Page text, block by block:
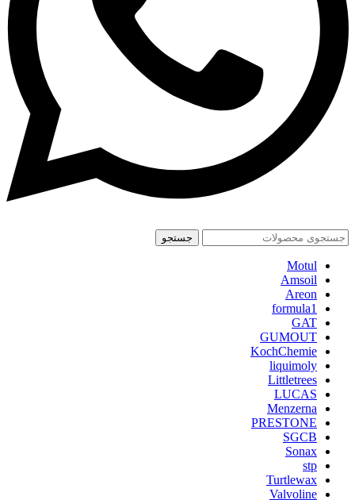
جستجو
Motul
Amsoil
Areon
formula1
GAT
GUMOUT
KochChemie
liquimoly
Littletrees
LUCAS
Menzerna
PRESTONE
SGCB
Sonax
stp
Turtlewax
Valvoline